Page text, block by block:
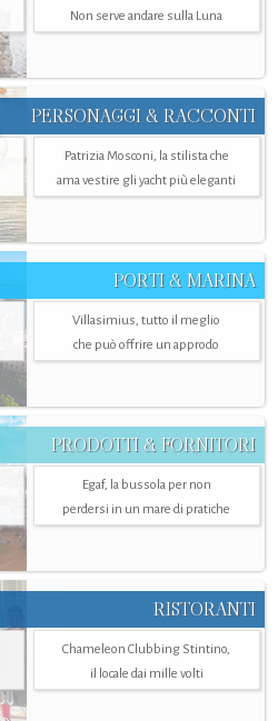
Non serve andare sulla Luna
PERSONAGGI & RACCONTI
Patrizia Mosconi, la stilista che
ama vestire gli yacht più eleganti
PORTI & MARINA
Villasimius, tutto il meglio
che può offrire un approdo
PRODOTTI & FORNITORI
Egaf, la bussola per non
perdersi in un mare di pratiche
RISTORANTI
Chameleon Clubbing Stintino,
il locale dai mille volti